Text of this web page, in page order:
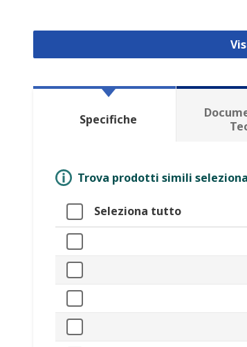
Specifiche
Trova prodotti simili
Seleziona tutto